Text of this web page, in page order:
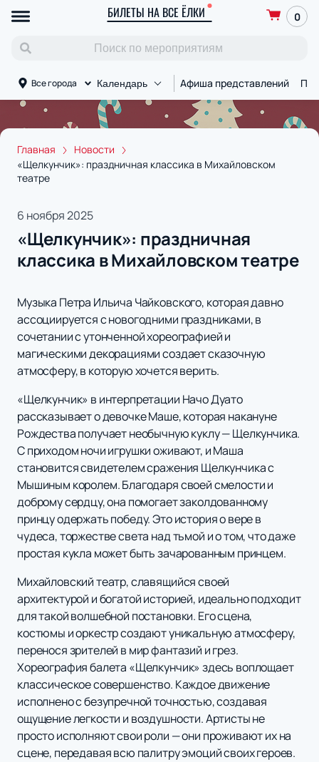
БИЛЕТЫ НА ВСЕ ЁЛКИ 0
Все города Календарь Афиша представлений
Главная
Новости
«Щелкунчик»: праздничная классика в Михайловском
театре
6 ноября 2025
«Щелкунчик»: праздничная
классика в Михайловском театре
Музыка Петра Ильича Чайковского, которая давно
ассоциируется с новогодними праздниками, в
сочетании с утонченной хореографией и
магическими декорациями создает сказочную
атмосферу, в которую хочется верить.
«Щелкунчик» в интерпретации Начо Дуато
рассказывает о девочке Маше, которая накануне
Рождества получает необычную куклу — Щелкунчика.
С приходом ночи игрушки оживают, и Маша
становится свидетелем сражения Щелкунчика с
Мышиным королем. Благодаря своей смелости и
доброму сердцу, она помогает заколдованному
принцу одержать победу. Это история о вере в
чудеса, торжестве света над тьмой и о том, что даже
простая кукла может быть зачарованным принцем.
Михайловский театр, славящийся своей
архитектурой и богатой историей, идеально подходит
для такой волшебной постановки. Его сцена,
костюмы и оркестр создают уникальную атмосферу,
перенося зрителей в мир фантазий и грез.
Хореография балета «Щелкунчик» здесь воплощает
классическое совершенство. Каждое движение
исполнено с безупречной точностью, создавая
ощущение легкости и воздушности. Артисты не
просто исполняют свои роли — они проживают их на
сцене, передавая всю палитру эмоций своих героев.